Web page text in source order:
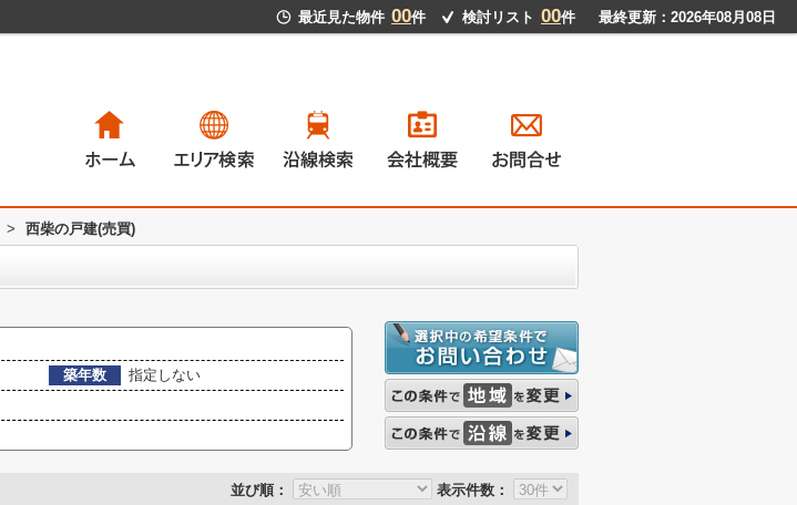
最近見た物件 00件 検討リスト 00件 最終更新：2026年08月08日
> 西柴の戸建(売買)
築年数
指定しない
並び順： 表示件数：